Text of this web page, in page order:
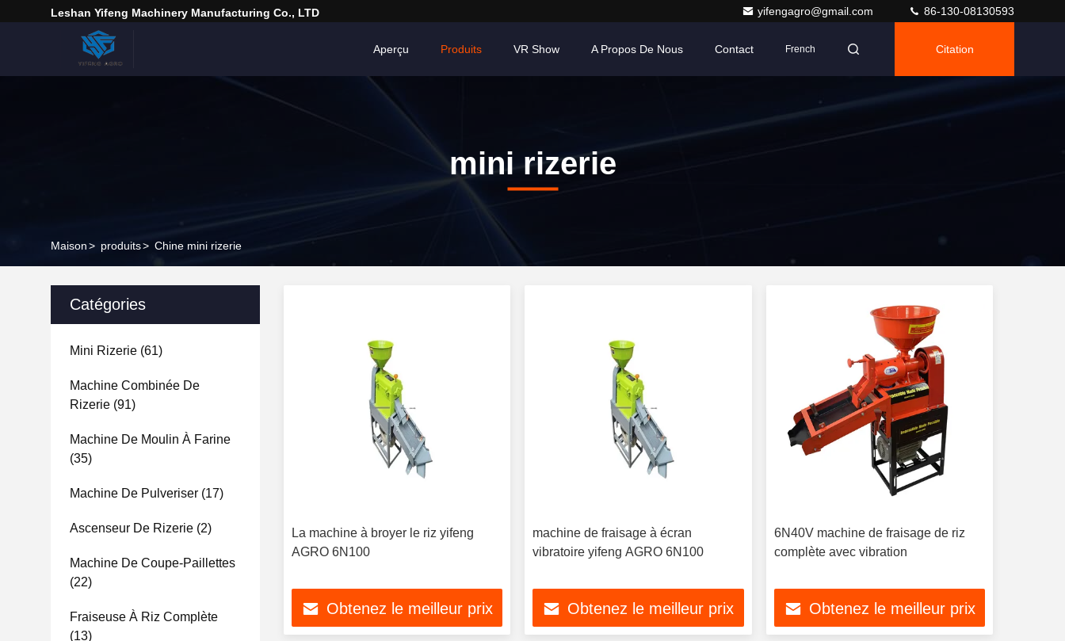
Leshan Yifeng Machinery Manufacturing Co., LTD yifengagro@gmail.com 86-130-08130593
Aperçu Produits VR Show A Propos De Nous Contact French Citation
mini rizerie
Maison> produits> Chine mini rizerie
Catégories
Mini Rizerie (61)
Machine Combinée De
Rizerie (91)
Machine De Moulin À Farine
(35)
Machine De Pulveriser (17)
Ascenseur De Rizerie (2)
Machine De Coupe-Paillettes
(22)
Fraiseuse À Riz Complète
(13)
La machine à broyer le riz yifeng
AGRO 6N100
Obtenez le meilleur prix
machine de fraisage à écran
vibratoire yifeng AGRO 6N100
Obtenez le meilleur prix
6N40V machine de fraisage de riz
complète avec vibration
Obtenez le meilleur prix